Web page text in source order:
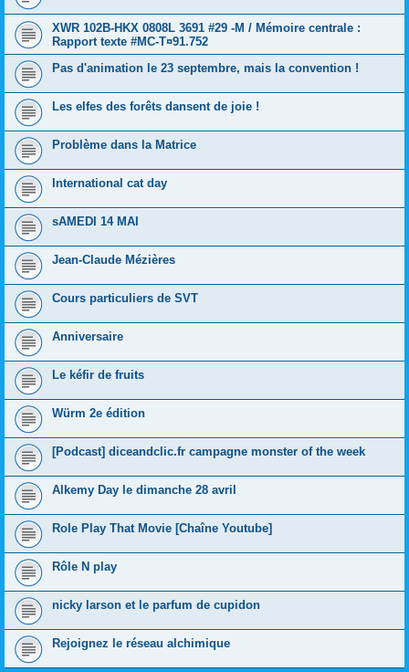
XWR 102B-HKX 0808L 3691 #29 -M / Mémoire centrale :
Rapport texte #MC-T¤91.752
Pas d'animation le 23 septembre, mais la convention !
Les elfes des forêts dansent de joie !
Problème dans la Matrice
International cat day
sAMEDI 14 MAI
Jean-Claude Mézières
Cours particuliers de SVT
Anniversaire
Le kéfir de fruits
Würm 2e édition
[Podcast] diceandclic.fr campagne monster of the week
Alkemy Day le dimanche 28 avril
Role Play That Movie [Chaîne Youtube]
Rôle N play
nicky larson et le parfum de cupidon
Rejoignez le réseau alchimique